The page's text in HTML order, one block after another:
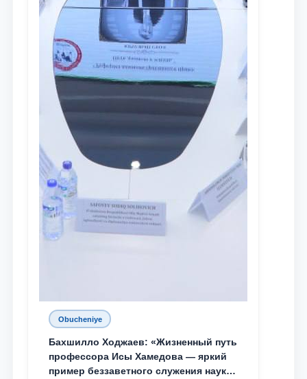
Obucheniye
Бахшилло Ходжаев: «Жизненный путь
профессора Исы Хамедова — яркий
пример беззаветного служения науке,